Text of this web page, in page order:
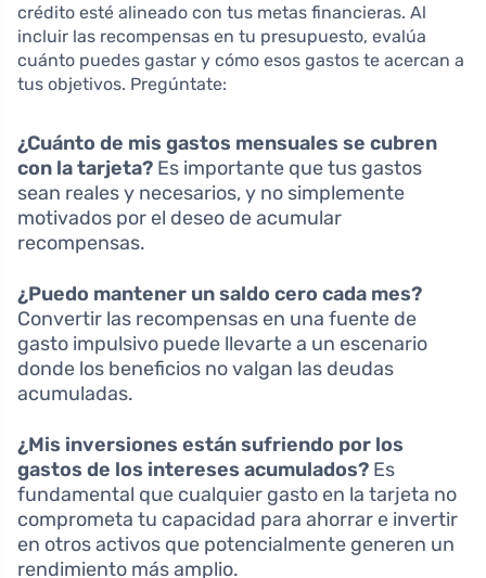
crédito esté alineado con tus metas financieras. Al
incluir las recompensas en tu presupuesto, evalúa
cuánto puedes gastar y cómo esos gastos te acercan a
tus objetivos. Pregúntate:
¿Cuánto de mis gastos mensuales se cubren
con la tarjeta? Es importante que tus gastos
sean reales y necesarios, y no simplemente
motivados por el deseo de acumular
recompensas.
¿Puedo mantener un saldo cero cada mes?
Convertir las recompensas en una fuente de
gasto impulsivo puede llevarte a un escenario
donde los beneficios no valgan las deudas
acumuladas.
¿Mis inversiones están sufriendo por los
gastos de los intereses acumulados? Es
fundamental que cualquier gasto en la tarjeta no
comprometa tu capacidad para ahorrar e invertir
en otros activos que potencialmente generen un
rendimiento más amplio.